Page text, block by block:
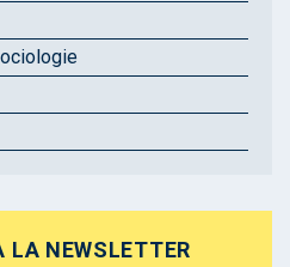
LA NEWSLETTER